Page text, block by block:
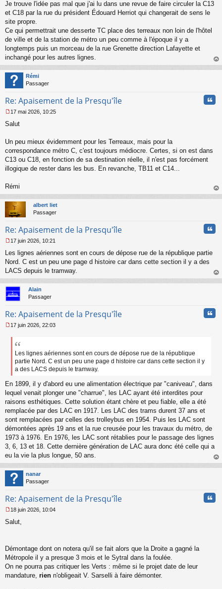
e
s
s
g
e
n
o
n
l
u
Je trouve l'idée pas mal que j'ai lu dans une revue de faire circuler la C13
et C18 par la rue du président Édouard Herriot qui changerait de sens le
site propre.
Ce qui permettrait une desserte TC place des terreaux non loin de l'hôtel
de ville et de la station de métro un peu comme à l'époque il y a
longtemps puis un morceau de la rue Grenette direction Lafayette et
inchangé pour les autres lignes.
au
Rémi
Passager
Re: Apaisement de la Presqu'île
e
s
g
e
n
n
u
17 mai 2026, 10:25
Salut
Un peu mieux évidemment pour les Terreaux, mais pour la
correspondance métro C, c'est toujours médiocre. Certes, si on est dans
C13 ou C18, en fonction de sa destination réelle, il n'est pas forcément
illogique de rester dans les bus. En revanche, TB11 et C14...
Rémi
au
albert liet
Passager
Re: Apaisement de la Presqu'île
e
s
s
g
e
n
n
u
17 juin 2026, 10:21
Les lignes aériennes sont en cours de dépose rue de la république partie
Nord. C est un peu une page d histoire car dans cette section il y a des
LACS depuis le tramway.
au
Alain
Passager
Re: Apaisement de la Presqu'île
e
e
n
n
l
u
17 juin 2026, 22:03
Les lignes aériennes sont en cours de dépose rue de la république
partie Nord. C est un peu une page d histoire car dans cette section il y
a des LACS depuis le tramway.
En 1899, il y d'abord eu une alimentation électrique par "caniveau", dans
lequel venait plonger une "charrue", les LAC ayant été interdites pour
raisons esthétiques. Cette solution étant chère et peu fiable, elle a été
remplacée par des LAC en 1917. Les LAC des trams durent 37 ans et
sont remplacées par celles des trolleybus en 1954. Puis les LAC sont
démontées après 19 ans et la rue creusée pour les travaux du métro, de
1973 à 1976. En 1976, les LAC sont rétablies pour le passage des lignes
3, 6, 13 et 18. Cette dernière génération de LAC aura donc été celle qui a
eu la vie la plus longue, 50 ans.
au
nanar
Passager
Re: Apaisement de la Presqu'île
e
a
g
e
n
o
18 juin 2026, 10:04
Salut,
Démontage dont on notera qu'il se fait alors que la Droite a gagné la
Métropole il y a presque 3 mois et le Sytral dans la foulée.
On ne pourra pas critiquer les Verts : même si le projet date de leur
mandature, rien n'obligeait V. Sarselli à faire démonter.